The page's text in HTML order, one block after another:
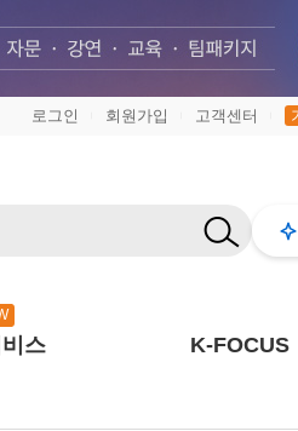
로그인 회원가입 고객센터
스 K-FOCUS